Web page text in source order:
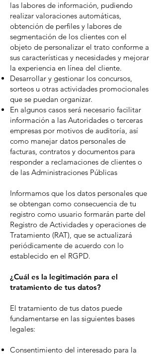
las labores de información, pudiendo
realizar valoraciones automáticas,
obtención de perfiles y labores de
segmentación de los clientes con el
objeto de personalizar el trato conforme a
sus características y necesidades y mejorar
la experiencia en línea del cliente.
Desarrollar y gestionar los concursos,
sorteos u otras actividades promocionales
que se puedan organizar.
En algunos casos será necesario facilitar
información a las Autoridades o terceras
empresas por motivos de auditoría, así
como manejar datos personales de
facturas, contratos y documentos para
responder a reclamaciones de clientes o
de las Administraciones Públicas
Informamos que los datos personales que
se obtengan como consecuencia de tu
registro como usuario formarán parte del
Registro de Actividades y operaciones de
Tratamiento (RAT), que se actualizará
periódicamente de acuerdo con lo
establecido en el RGPD.
¿Cuál es la legitimación para el
tratamiento de tus datos?
El tratamiento de tus datos puede
fundamentarse en las siguientes bases
legales:
Consentimiento del interesado para la